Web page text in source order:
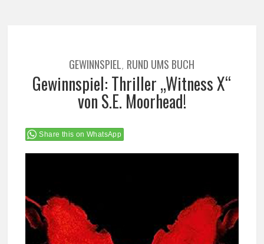
GEWINNSPIEL, RUND UMS BUCH
Gewinnspiel: Thriller „Witness X“
von S.E. Moorhead!
Share this on WhatsApp